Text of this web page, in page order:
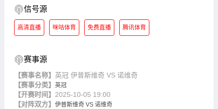
信号源
高清直播 咪咕体育 免费直播 腾讯体育
赛事源
【赛事名称】 英冠 伊普斯维奇 VS 诺维奇
【赛事分类】 英冠
【开赛时间】 2025-10-05 19:00
【对阵双方】 伊普斯维奇 VS 诺维奇